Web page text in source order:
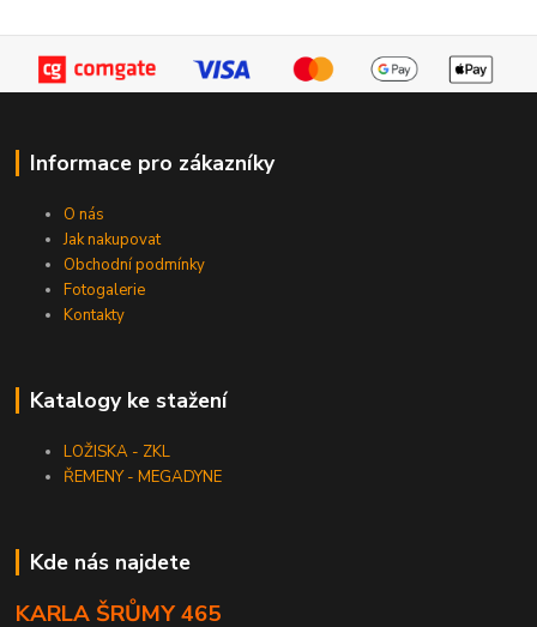
Informace pro zákazníky
O nás
Jak nakupovat
Obchodní podmínky
Fotogalerie
Kontakty
Katalogy ke stažení
LOŽISKA - ZKL
ŘEMENY - MEGADYNE
Kde nás najdete
KARLA ŠRŮMY 465